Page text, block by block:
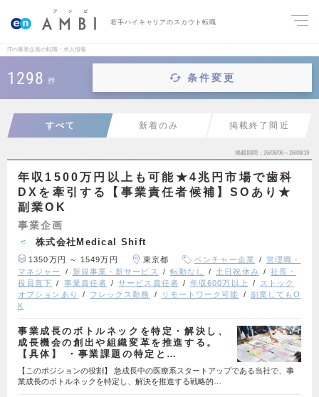
若手ハイキャリアのスカウト転職
ITの事業企画の転職・求人情報
1298 件 条件変更
すべて 新着のみ 掲載終了間近
掲載期間 26/08/06～26/08/19
年収1500万円以上も可能★4兆円市場で歯科
DXを牽引する【事業責任者候補】SOあり★
副業OK
事業企画
株式会社Medical Shift
1350万円 ～ 1549万円 東京都 ベンチャー企業
管理職・
マネジャー
新規事業・新サービス 転勤なし 土日祝休み
社長・
役員直下
事業責任者 サービス責任者 年収600万以上
ストック
オプションあり
フレックス勤務 リモートワーク可能
副業してもO
K
事業成長のボトルネックを特定・解決し、
成長機会の創出や組織変革を推進する。
【具体】 ・事業課題の特定と…
【このポジションの役割】 急成長中の医療系スタートアップである当社で、事
業成長のボトルネックを特定し、解決を推進する戦略的…